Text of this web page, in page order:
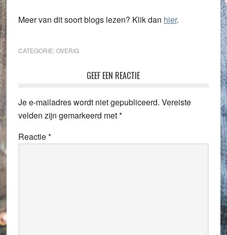
Meer van dit soort blogs lezen? Klik dan hier.
CATEGORIE:OVERIG
Interacties
GEEF EEN REACTIE
Je e-mailadres wordt niet gepubliceerd. Vereiste
velden zijn gemarkeerd met*
Reactie*